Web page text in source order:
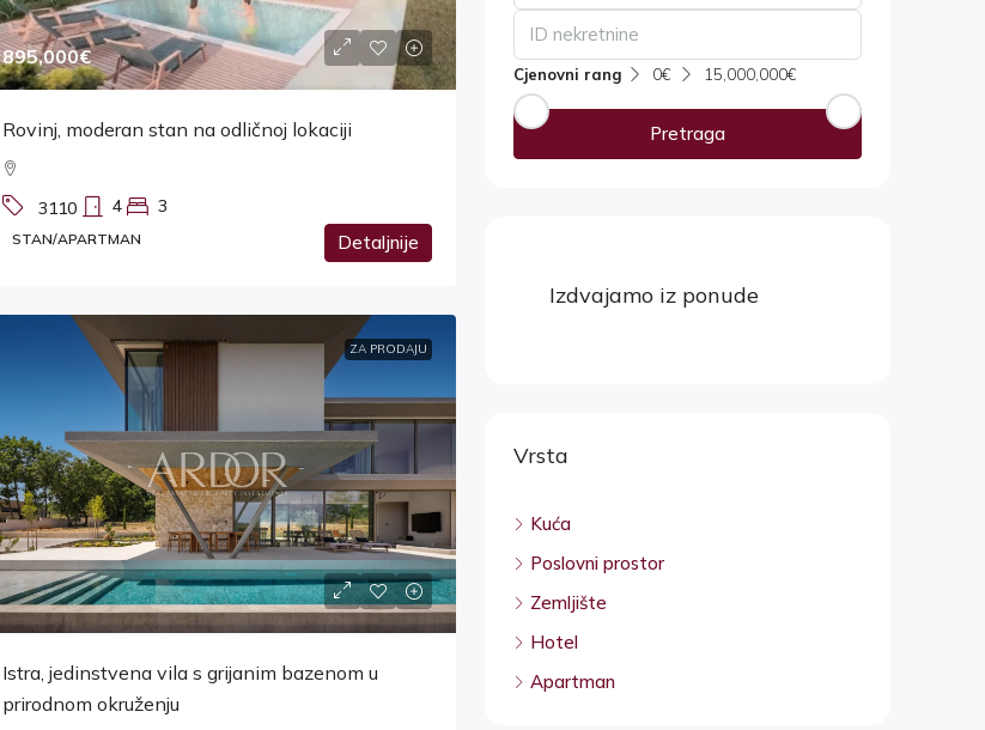
895,000€
Rovinj, moderan stan na odličnoj lokaciji
3110 4 3
STAN/APARTMAN Detaljnije
ZA PRODAJU
Istra, jedinstvena vila s grijanim bazenom u
prirodnom okruženju
Cjenovni rang 0€ 15,000,000€
Pretraga
Izdvajamo iz ponude
Vrsta
Kuća
Poslovni prostor
Zemljište
Hotel
Apartman